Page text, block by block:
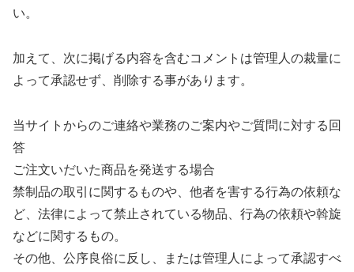
い。
加えて、次に掲げる内容を含むコメントは管理人の裁量に
よって承認せず、削除する事があります。
当サイトからのご連絡や業務のご案内やご質問に対する回
答
ご注文いだいた商品を発送する場合
禁制品の取引に関するものや、他者を害する行為の依頼な
ど、法律によって禁止されている物品、行為の依頼や斡旋
などに関するもの。
その他、公序良俗に反し、または管理人によって承認すべ